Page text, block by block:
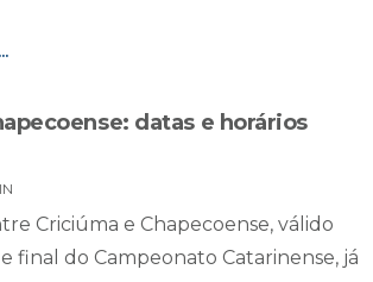
datas e horários
Criciúma e Chapecoense, válido
final do Campeonato Catarinense, já